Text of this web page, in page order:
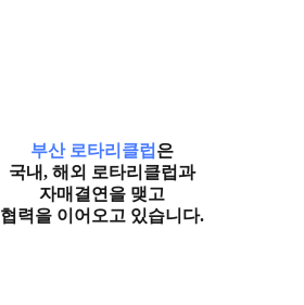
부산 로타리클럽 은
국내, 해외 로타리클럽과
자매결연을 맺고
협력을 이어오고 있습니다.